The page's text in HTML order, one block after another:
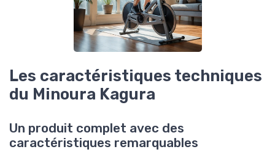
Les caractéristiques techniques
du Minoura Kagura
Un produit complet avec des
caractéristiques remarquables